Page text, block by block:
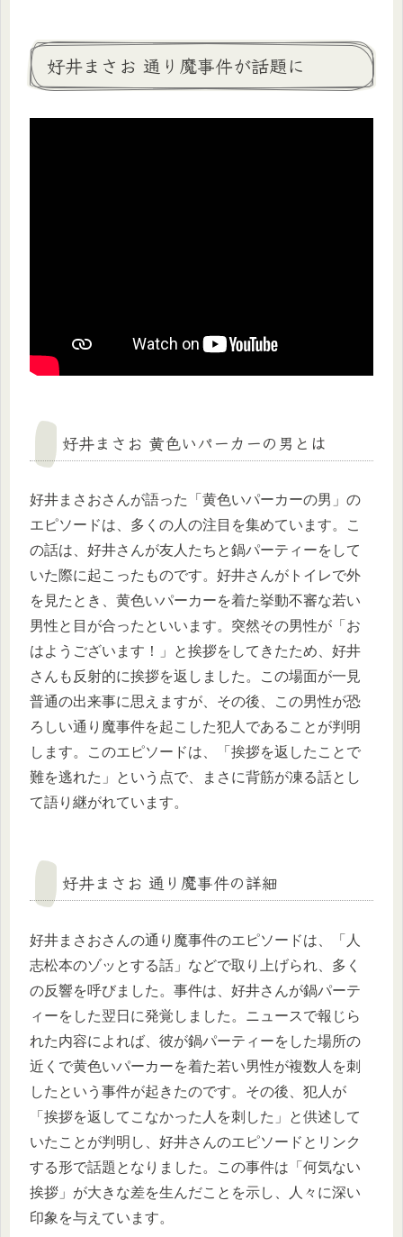
好井まさお 通り魔事件が話題に
好井まさお 黄色いパーカーの男とは
好井まさおさんが語った「黄色いパーカーの男」の
エピソードは、多くの人の注目を集めています。こ
の話は、好井さんが友人たちと鍋パーティーをして
いた際に起こったものです。好井さんがトイレで外
を見たとき、黄色いパーカーを着た挙動不審な若い
男性と目が合ったといいます。突然その男性が「お
はようございます！」と挨拶をしてきたため、好井
さんも反射的に挨拶を返しました。この場面が一見
普通の出来事に思えますが、その後、この男性が恐
ろしい通り魔事件を起こした犯人であることが判明
します。このエピソードは、「挨拶を返したことで
難を逃れた」という点で、まさに背筋が凍る話とし
て語り継がれています。
好井まさお 通り魔事件の詳細
好井まさおさんの通り魔事件のエピソードは、「人
志松本のゾッとする話」などで取り上げられ、多く
の反響を呼びました。事件は、好井さんが鍋パーテ
ィーをした翌日に発覚しました。ニュースで報じら
れた内容によれば、彼が鍋パーティーをした場所の
近くで黄色いパーカーを着た若い男性が複数人を刺
したという事件が起きたのです。その後、犯人が
「挨拶を返してこなかった人を刺した」と供述して
いたことが判明し、好井さんのエピソードとリンク
する形で話題となりました。この事件は「何気ない
挨拶」が大きな差を生んだことを示し、人々に深い
印象を与えています。